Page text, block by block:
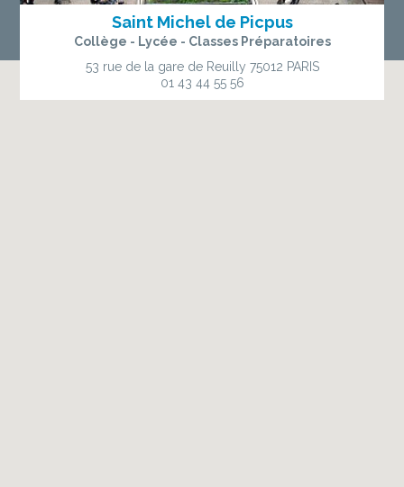
Saint Michel de Picpus
Collège - Lycée - Classes Préparatoires
53 rue de la gare de Reuilly 75012 PARIS
01 43 44 55 56